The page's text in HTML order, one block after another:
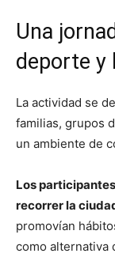
Una
deporte y
La actividad se
familias, grupos
un ambiente de
Los
recorrer la
promovían
como alternativa